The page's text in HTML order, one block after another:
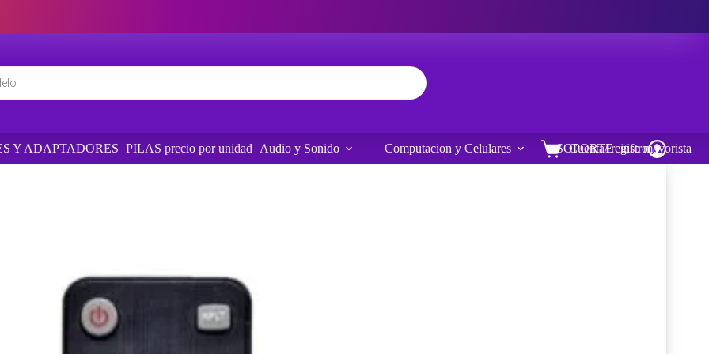
Y ADAPTADORES PILAS precio por unidad Audio y Sonido Computacion y Celulares SOPORTE info mayorista
Carro
de
Cuenta/ registro